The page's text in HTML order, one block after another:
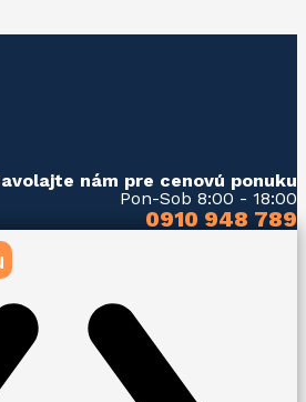
nám pre cenovú ponuku
Pon-Sob 8:00 - 18:00
0910 948 789